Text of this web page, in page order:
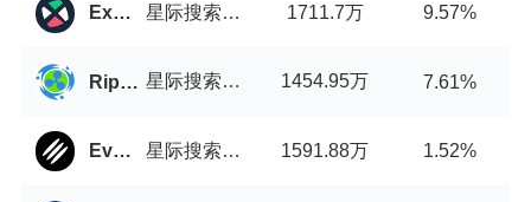
ExMarkets 星际搜索引擎币/USDT 1711.7万 9.57%
Ripple China 星际搜索引擎币/USDT 1454.95万 7.61%
EvmoSwap 星际搜索引擎币/USDT 1591.88万 1.52%